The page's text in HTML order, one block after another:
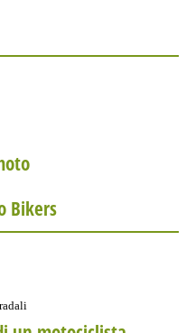
Bikers